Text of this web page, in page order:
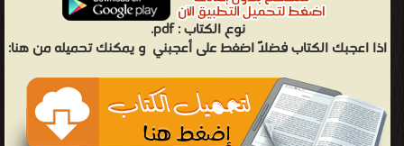
نوع الكتاب :pdf.
اذا اعجبك الكتاب فضلاً اضغط على أعجبني و يمكنك تحميله من هنا: